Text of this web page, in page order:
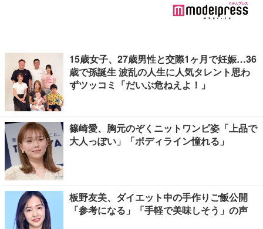
15歳女子、27歳男性と交際1ヶ月で妊娠…36
歳で孫誕生 波乱の人生に人気タレント思わ
ずツッコミ「だいぶ危ねえよ！」
篠崎愛、胸元のぞくニットワンピ姿「上品で
大人っぽい」「ボディライン憧れる」
板野友美、ダイエット中の手作りご飯公開
「参考になる」「手軽で美味しそう」の声